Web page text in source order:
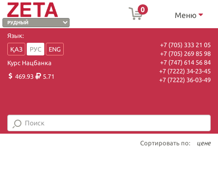
0
Меню
Язык:
ҚАЗ
РУС
ENG
Курс Нацбанка
469.93
5.71
+7 (705) 333 21 05
+7 (705) 269 85 98
+7 (747) 614 56 84
+7 (7222) 34-23-45
+7 (7222) 36-03-49
Сортировать по: цене